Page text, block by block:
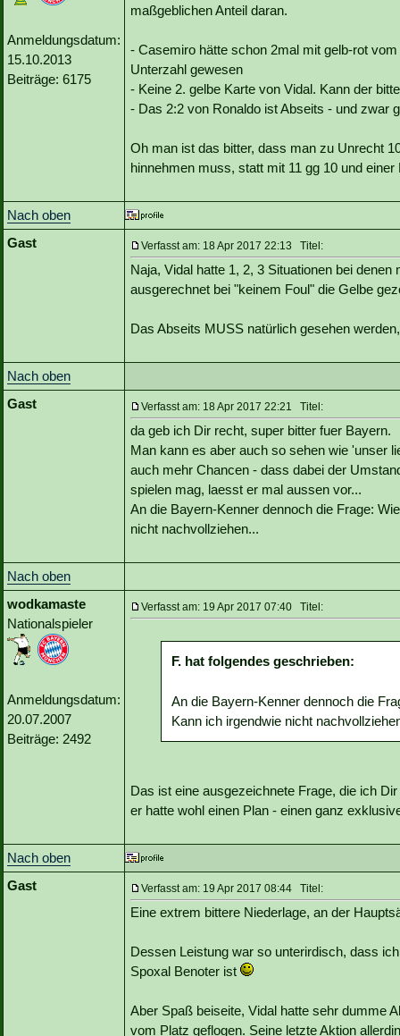
Anmeldungsdatum:
15.10.2013
Beiträge: 6175
maßgeblichen Anteil daran.
- Casemiro hätte schon 2mal mit gelb-rot
Unterzahl gewesen
- Keine 2. gelbe Karte von Vidal. Kann der
- Das 2:2 von Ronaldo ist Abseits - und zwar
Oh man ist das bitter, dass man zu Unrecht
hinnehmen muss, statt mit 11 gg 10 und
Nach oben
Gast
Verfasst am: 18 Apr 2017 22:13 Titel:
Naja, Vidal hatte 1, 2, 3 Situationen bei
ausgerechnet bei "keinem Foul" die Gelbe
Das Abseits MUSS natürlich gesehen
Nach oben
Gast
Verfasst am: 18 Apr 2017 22:21 Titel:
da geb ich Dir recht, super bitter fuer Bayern.
Man kann es aber auch so sehen wie 'unser
auch mehr Chancen - dass dabei der
spielen mag, laesst er mal aussen vor...
An die Bayern-Kenner dennoch die Frage:
nicht nachvollziehen...
Nach oben
wodkamaste
Nationalspieler
Anmeldungsdatum:
20.07.2007
Beiträge: 2492
Verfasst am: 19 Apr 2017 07:40 Titel:
F. hat folgendes geschrieben:
An die Bayern-Kenner dennoch die
Kann ich irgendwie nicht
Das ist eine ausgezeichnete Frage, die ich
er hatte wohl einen Plan - einen ganz
Nach oben
Gast
Verfasst am: 19 Apr 2017 08:44 Titel:
Eine extrem bittere Niederlage, an der
Dessen Leistung war so unterirdisch, dass
Spoxal Benoter ist
Aber Spaß beiseite, Vidal hatte sehr dumme
vom Platz geflogen. Seine letzte Aktion